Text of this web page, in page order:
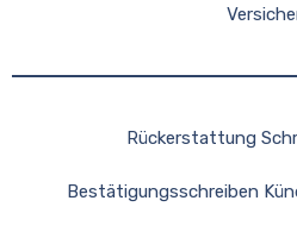
Rückerstattung
Bestätigungsschreiben